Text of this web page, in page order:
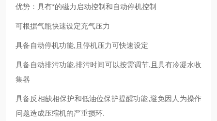
优势：具有*的磁力启动控制和自动停机控制
可根据气瓶快速设定充气压力
具备自动停机功能,且停机压力可快速设定
具备自动排污功能,排污时间可以按需调节,且具有冷凝水收
集器
具备反相缺相保护和低油位保护提醒功能,避免因人为操作
问题造成压缩机的严重损环.